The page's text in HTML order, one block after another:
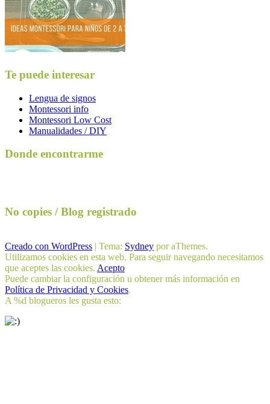
Te puede interesar
Lengua de signos
Montessori info
Montessori Low Cost
Manualidades / DIY
Donde encontrarme
No copies / Blog registrado
Creado con WordPress | Tema: Sydney por aThemes.
Utilizamos cookies en esta web. Para seguir navegando necesitamos
que aceptes las cookies. Acepto
Puede cambiar la configuración u obtener más información en
Política de Privacidad y Cookies.
A %d blogueros les gusta esto: